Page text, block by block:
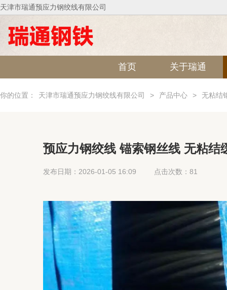
天津市瑞通预应力钢绞线有限公司
首页 关于瑞通
你的位置： 天津市瑞通预应力钢绞线有限公司 > 产品中心 > 无粘结
预应力钢绞线 锚索钢丝线 无粘结
发布日期：2026-01-05 16:09 点击次数：81